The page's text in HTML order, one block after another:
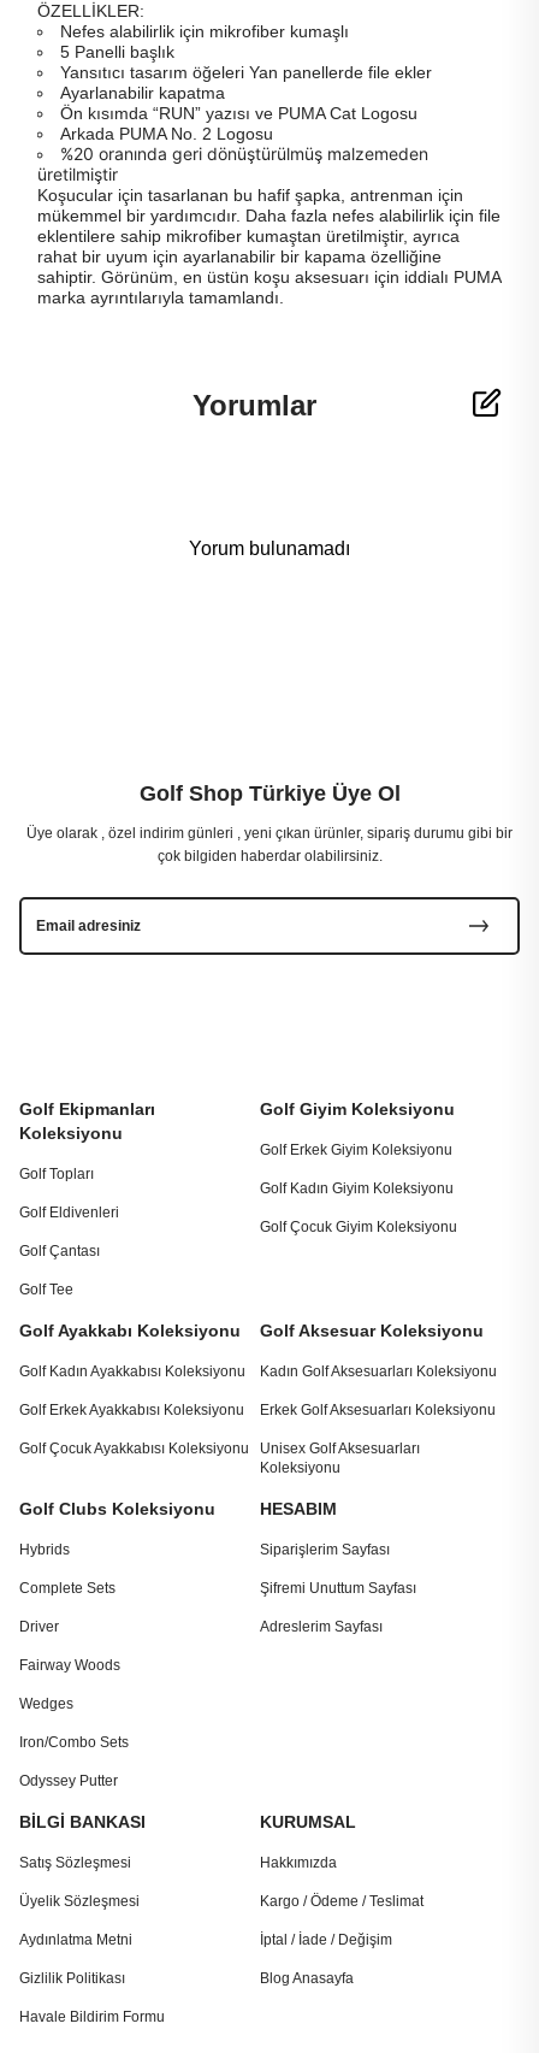
ÖZELLİKLER:
Nefes alabilirlik için mikrofiber kumaşlı
5 Panelli başlık
Yansıtıcı tasarım öğeleri Yan panellerde file ekler
Ayarlanabilir kapatma
Ön kısımda “RUN” yazısı ve PUMA Cat Logosu
Arkada PUMA No. 2 Logosu
%20 oranında geri dönüştürülmüş malzemeden
üretilmiştir
Koşucular için tasarlanan bu hafif şapka, antrenman için
mükemmel bir yardımcıdır. Daha fazla nefes alabilirlik için file
eklentilere sahip mikrofiber kumaştan üretilmiştir, ayrıca
rahat bir uyum için ayarlanabilir bir kapama özelliğine
sahiptir. Görünüm, en üstün koşu aksesuarı için iddialı PUMA
marka ayrıntılarıyla tamamlandı.
Yorumlar
Yorum bulunamadı
Golf Ekipmanları
Koleksiyonu
Golf Topları
Golf Eldivenleri
Golf Çantası
Golf Tee
Golf Giyim Koleksiyonu
Golf Erkek Giyim Koleksiyonu
Golf Kadın Giyim Koleksiyonu
Golf Çocuk Giyim Koleksiyonu
Golf Ayakkabı Koleksiyonu
Golf Kadın Ayakkabısı Koleksiyonu
Golf Erkek Ayakkabısı Koleksiyonu
Golf Çocuk Ayakkabısı Koleksiyonu
Golf Aksesuar Koleksiyonu
Kadın Golf Aksesuarları Koleksiyonu
Erkek Golf Aksesuarları Koleksiyonu
Unisex Golf Aksesuarları
Koleksiyonu
Golf Clubs Koleksiyonu
Hybrids
Complete Sets
Driver
Fairway Woods
Wedges
Iron/Combo Sets
Odyssey Putter
HESABIM
Siparişlerim Sayfası
Şifremi Unuttum Sayfası
Adreslerim Sayfası
BİLGİ BANKASI
Satış Sözleşmesi
Üyelik Sözleşmesi
Aydınlatma Metni
Gizlilik Politikası
Havale Bildirim Formu
KURUMSAL
Hakkımızda
Kargo / Ödeme / Teslimat
İptal / İade / Değişim
Blog Anasayfa
Golf Shop Türkiye Üye Ol
Üye olarak , özel indirim günleri , yeni çıkan ürünler, sipariş durumu gibi bir
çok bilgiden haberdar olabilirsiniz.